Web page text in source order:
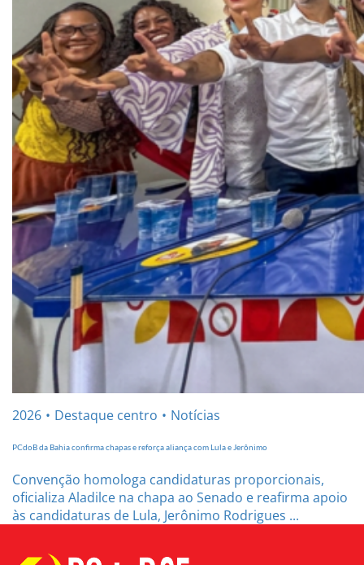
2026 Destaque centro Notícias
PCdoB da Bahia confirma chapas e reforça aliança com Lula e Jerônimo
Convenção homologa candidaturas proporcionais,
oficializa Aladilce na chapa ao Senado e reafirma apoio
às candidaturas de Lula, Jerônimo Rodrigues ...